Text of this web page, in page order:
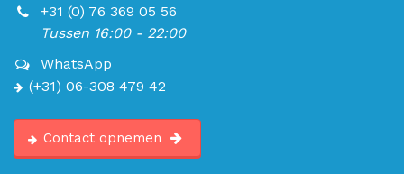
+31 (0) 76 369 05 56
Tussen 16:00 - 22:00
WhatsApp
(+31) 06-308 479 42
Contact opnemen